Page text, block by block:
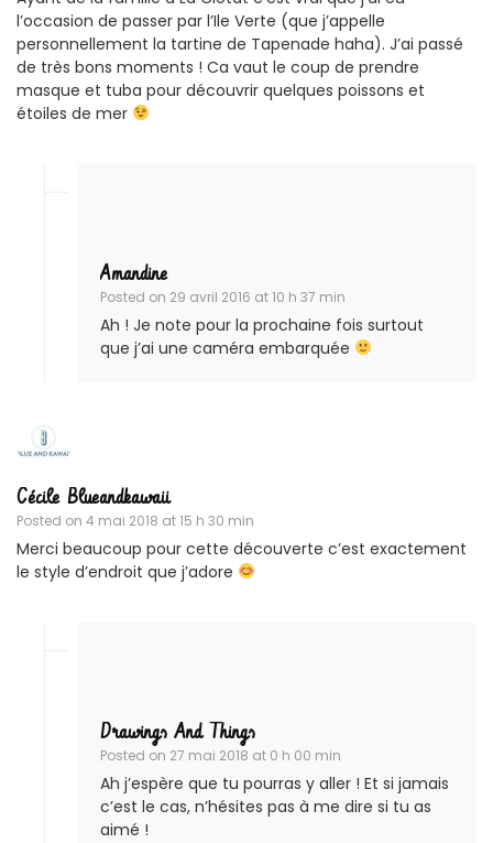
l’occasion de passer par l’Ile Verte (que j’appelle
personnellement la tartine de Tapenade haha). J’ai passé
de très bons moments ! Ca vaut le coup de prendre
masque et tuba pour découvrir quelques poissons et
étoiles de mer
Amandine
Posted on 29 avril 2016 at 10 h 37 min
Ah ! Je note pour la prochaine fois surtout
que j’ai une caméra embarquée
Cécile Blueandkawaii
Posted on 4 mai 2018 at 15 h 30 min
Merci beaucoup pour cette découverte c’est exactement
le style d’endroit que j’adore
Drawings And Things
Posted on 27 mai 2018 at 0 h 00 min
Ah j’espère que tu pourras y aller ! Et si jamais
c’est le cas, n’hésites pas à me dire si tu as
aimé !